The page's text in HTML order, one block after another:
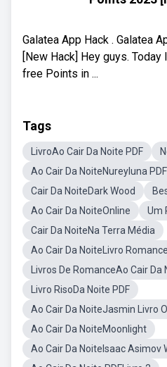
Galatea App Hack . Galatea
[New Hack] Hey guys.
free Points in ...
Tags
LivroAo Cair Da Noite PDF
Ao Cair Da NoiteNureyluna PDF
Cair Da NoiteDark Wood
Ao Cair Da NoiteOnline
Um
Cair Da NoiteNa Terra Média
Ao Cair Da NoiteLivro Romance
Livros De RomanceAo Cair Da
Livro RisoDa Noite PDF
Ao Cair Da NoiteJasmin Livro
Ao Cair Da NoiteMoonlight
Ao Cair Da NoiteIsaac Asimov